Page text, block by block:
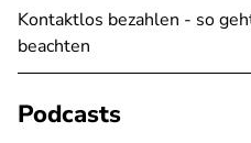
Kontaktlos bezahlen - so
beachten
Podcasts